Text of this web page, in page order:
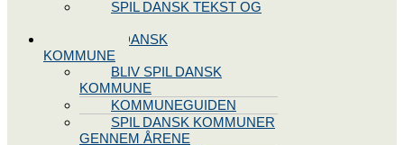
SPIL DANSK TEKST OG
BLIV SPIL DANSK
KOMMUNE
BLIV SPIL DANSK
KOMMUNE
KOMMUNEGUIDEN
SPIL DANSK KOMMUNER
GENNEM ÅRENE